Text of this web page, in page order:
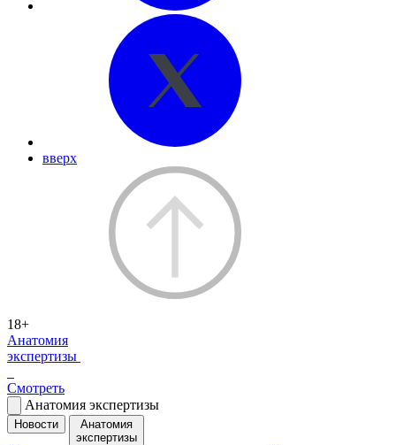
вверх
18+
Анатомия
экспертизы
Смотреть
Анатомия экспертизы
Новости
Анатомия
экспертизы